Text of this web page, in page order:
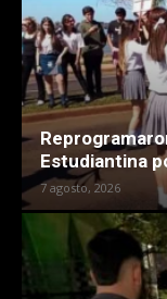
Estudiantina
7 agosto, 2026